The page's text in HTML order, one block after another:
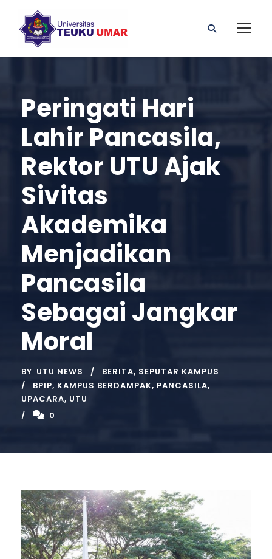
Peringati Hari
Lahir Pancasila,
Rektor UTU Ajak
Sivitas
Akademika
Menjadikan
Pancasila
Sebagai Jangkar
Moral
BY UTU NEWS BERITA, SEPUTAR KAMPUS
BPIP, KAMPUS BERDAMPAK, PANCASILA,
UPACARA, UTU
0